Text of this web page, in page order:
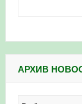
АРХИВ